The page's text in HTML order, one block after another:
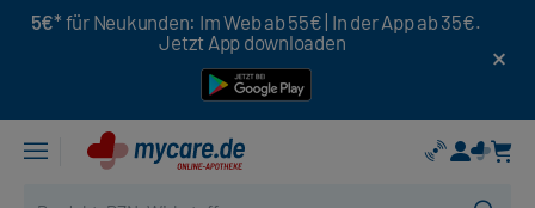
5€* für Neukunden: Im Web ab 55€ | In der App ab 35€.
Jetzt App downloaden